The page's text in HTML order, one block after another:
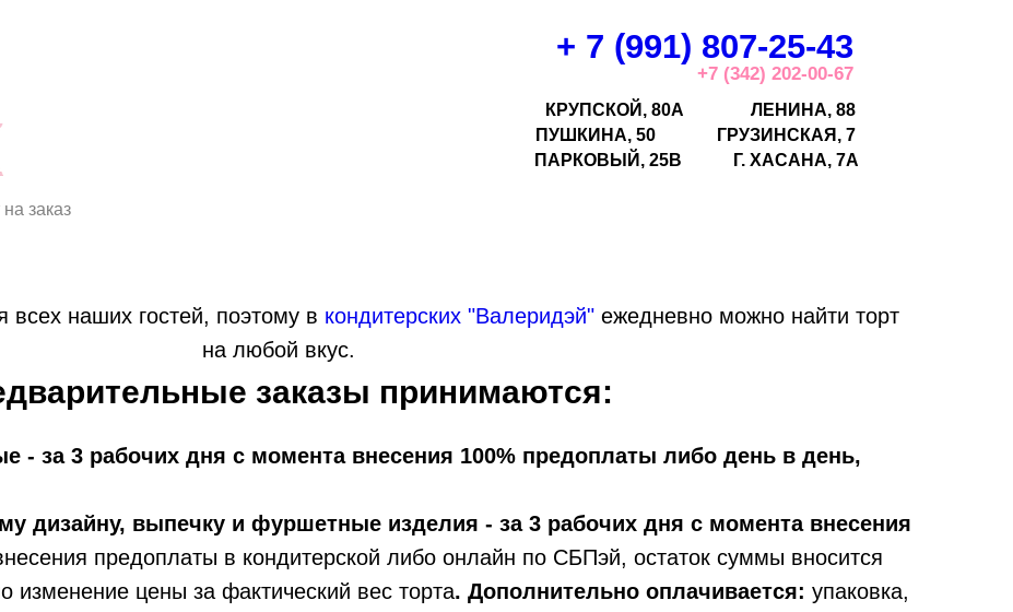
+ 7 (991) 807-25-43
КРУПСКОЙ, 80А
ЛЕНИНА, 88
ПУШКИНА, 50
ГРУЗИНСКАЯ, 7
Г. ХАСАНА, 7А
ПАРКОВЫЙ, 25В
+7 (342) 202-00-67
заказ
наших гостей, поэтому в кондитерских "Валеридэй" ежедневно можно найти торт
на любой вкус.
заказы принимаются:
- за 3 рабочих дня с момента внесения 100% предоплаты либо день в день,
дизайну, выпечку и фуршетные изделия - за 3 рабочих дня с момента внесения
предоплаты в кондитерской либо онлайн по СБПэй, остаток суммы вносится
изменение цены за фактический вес торта. Дополнительно оплачивается: упаковка,